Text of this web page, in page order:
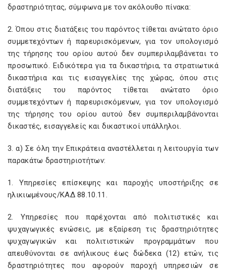
δραστηριότητας, σύμφωνα με τον ακόλουθο πίνακα:
2. Όπου στις διατάξεις του παρόντος τίθεται ανώτατο όριο
συμμετεχόντων ή παρευρισκόμενων, για τον υπολογισμό
της τήρησης του ορίου αυτού δεν συμπεριλαμβάνεται το
προσωπικό. Ειδικότερα για τα δικαστήρια, τα στρατιωτικά
δικαστήρια και τις εισαγγελίες της χώρας, όπου στις
διατάξεις του παρόντος τίθεται ανώτατο όριο
συμμετεχόντων ή παρευρισκόμενων, για τον υπολογισμό
της τήρησης του ορίου αυτού δεν συμπεριλαμβάνονται
δικαστές, εισαγγελείς και δικαστικοί υπάλληλοι.
3. α) Σε όλη την Επικράτεια αναστέλλεται η λειτουργία των
παρακάτω δραστηριοτήτων:
1. Υπηρεσίες επίσκεψης και παροχής υποστήριξης σε
ηλικιωμένους/ΚΑΔ 88.10.11.
2. Υπηρεσίες που παρέχονται από πολιτιστικές και
ψυχαγωγικές ενώσεις, με εξαίρεση τις δραστηριότητες
ψυχαγωγικών και πολιτιστικών προγραμμάτων που
απευθύνονται σε ανήλικους έως δώδεκα (12) ετών, τις
δραστηριότητες που αφορούν παροχή υπηρεσιών σε